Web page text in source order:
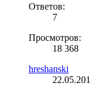
Ответов:
7
Просмотров:
18 368
hreshanski